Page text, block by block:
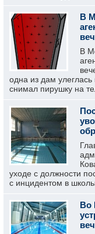
В
В
одна из дам улеглась
снимал пирушку на
уходе с должности
с инцидентом в
Во